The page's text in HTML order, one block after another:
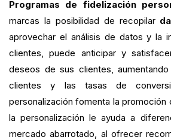
Programas de fidelización
marcas la posibilidad de recopilar
aprovechar el análisis de datos y la
clientes, puede anticipar y
deseos de sus clientes,
clientes y las tasas de
personalización fomenta la promoción
la personalización le ayuda a
mercado abarrotado, al ofrecer